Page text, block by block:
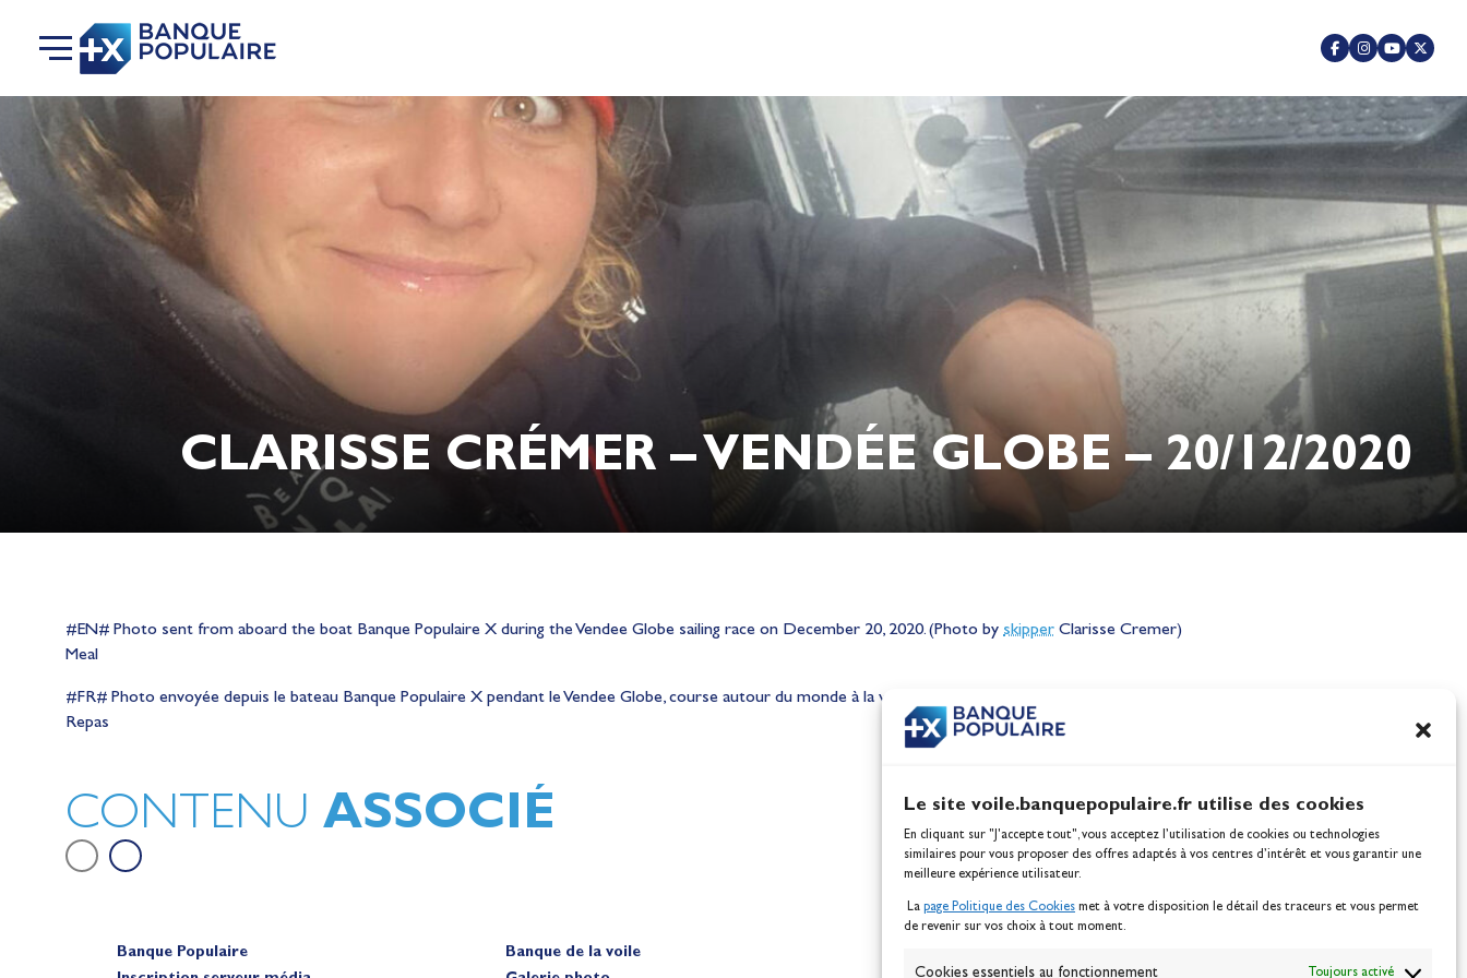
Le site voile.banquepopulaire.fr utilise des cookies
En cliquant sur "J'accepte tout", vous acceptez l’utilisation de cookies ou technologies
similaires pour vous proposer des offres adaptés à vos centres d’intérêt et vous garantir une
meilleure expérience utilisateur.
La page Politique des Cookies met à votre disposition le détail des traceurs et vous permet
de revenir sur vos choix à tout moment.
Cookies essentiels au fonctionnement Toujours activé
CLARISSE CRÉMER – VENDÉE GLOBE – 20/12/2020
#EN# Photo sent from aboard the boat Banque Populaire X during the Vendee Globe sailing race on December 20, 2020. (Photo by skipper Clarisse Cremer)
Meal
#FR# Photo envoyée depuis le bateau Banque Populaire X pendant le Vendee Globe, course autour du monde à la voile, le 20 Décembre 2020. (Photo prise par le
Repas
CONTENU ASSOCIÉ
Lauriane Nolot en or à Long Beach,
sur le plan d'eau des Jeux Olympiques
Mathilde Lovadina et Lou
Berthomieu, vice-championnes
100% Glisse - Écoles
Banque Populaire
Banque de la voile